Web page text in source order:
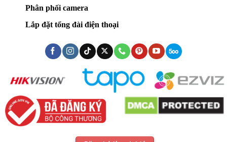
Phân phối camera
Lắp đặt tổng đài điện thoại